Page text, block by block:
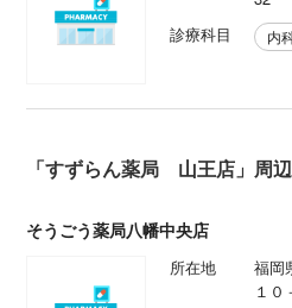
診療科目
内
「すずらん薬局 山王店」周
そうごう薬局八幡中央店
所在地
福岡
１０